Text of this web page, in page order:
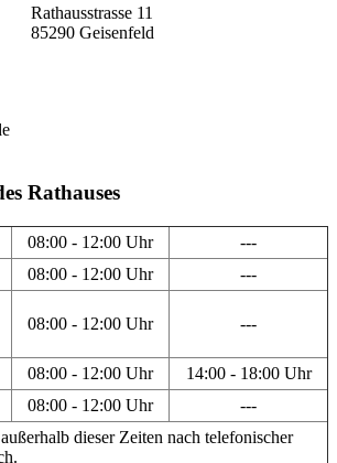
Rathausstrasse 11
85290 Geisenfeld
Rathauses
08:00 - 12:00 Uhr
---
08:00 - 12:00 Uhr ---
08:00 - 12:00 Uhr ---
08:00 - 12:00 Uhr
14:00 - 18:00 Uhr
08:00 - 12:00 Uhr
---
dieser Zeiten nach telefonischer